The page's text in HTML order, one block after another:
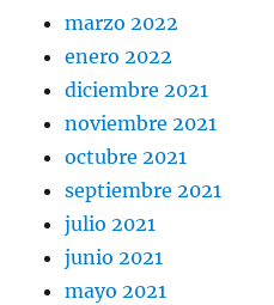
marzo 2022
enero 2022
diciembre 2021
noviembre 2021
octubre 2021
septiembre 2021
julio 2021
junio 2021
mayo 2021